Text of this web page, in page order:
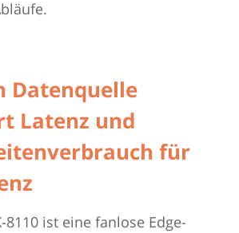
Datenquelle
Latenz und
für
8110 ist eine fanlose Edge-